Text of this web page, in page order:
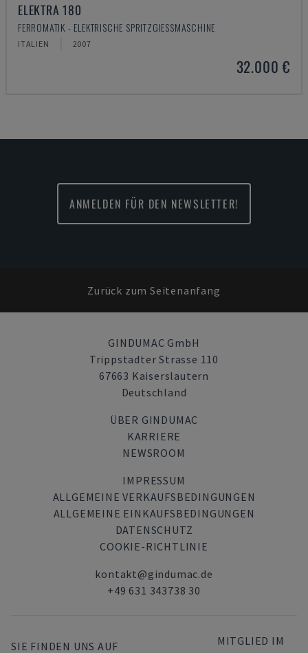
ELEKTRA 180
FERROMATIK - ELEKTRISCHE SPRITZGIESSMASCHINE
ITALIEN 2007
32.000 €
ANMELDEN FÜR DEN NEWSLETTER!
Zurück zum Seitenanfang
GINDUMAC GmbH
Trippstadter Strasse 110
67663 Kaiserslautern
Deutschland
ÜBER GINDUMAC
KARRIERE
NEWSROOM
IMPRESSUM
ALLGEMEINE VERKAUFSBEDINGUNGEN
ALLGEMEINE EINKAUFSBEDINGUNGEN
DATENSCHUTZ
COOKIE-RICHTLINIE
kontakt@gindumac.de
+49 631 343738 30
SIE FINDEN UNS AUF MITGLIED IM